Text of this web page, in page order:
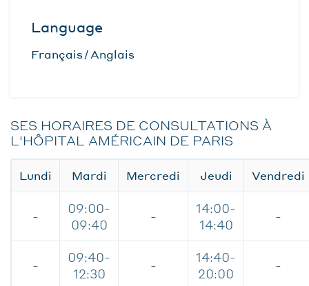
Language
Français Anglais
SES HORAIRES DE CONSULTATIONS À
L'HÔPITAL AMÉRICAIN DE PARIS
Lundi Mardi Mercredi Jeudi Vendredi
-
09:00-
09:40
-
14:00-
14:40
-
-
09:40-
12:30
-
14:40-
20:00
-